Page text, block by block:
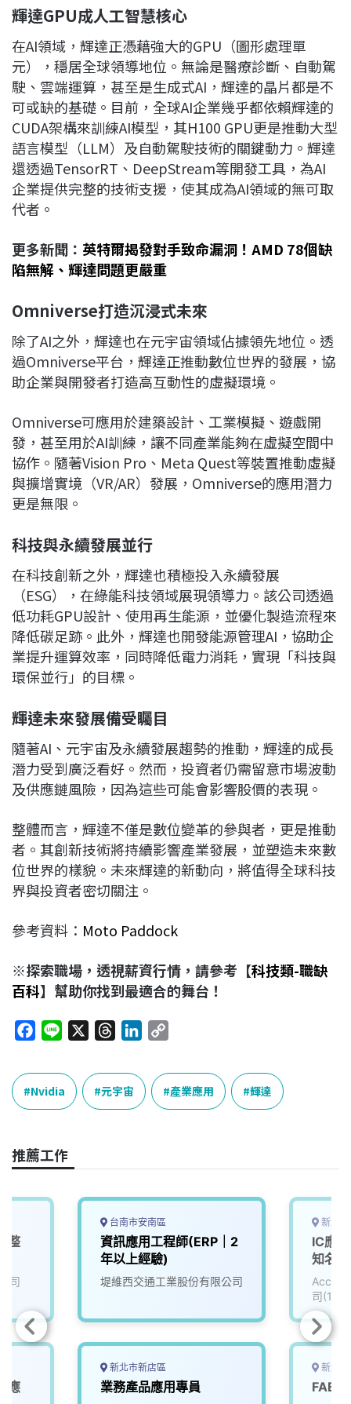
輝達GPU成人工智慧核心
在AI領域，輝達正憑藉強大的GPU（圖形處理單
元），穩居全球領導地位。無論是醫療診斷、自動駕
駛、雲端運算，甚至是生成式AI，輝達的晶片都是不
可或缺的基礎。目前，全球AI企業幾乎都依賴輝達的
CUDA架構來訓練AI模型，其H100 GPU更是推動大型
語言模型（LLM）及自動駕駛技術的關鍵動力。輝達
還透過TensorRT、DeepStream等開發工具，為AI
企業提供完整的技術支援，使其成為AI領域的無可取
代者。
更多新聞： 英特爾揭發對手致命漏洞！AMD 78個缺
陷無解、輝達問題更嚴重
Omniverse打造沉浸式未來
除了AI之外，輝達也在元宇宙領域佔據領先地位。透
過Omniverse平台，輝達正推動數位世界的發展，協
助企業與開發者打造高互動性的虛擬環境。
Omniverse可應用於建築設計、工業模擬、遊戲開
發，甚至用於AI訓練，讓不同產業能夠在虛擬空間中
協作。隨著Vision Pro、Meta Quest等裝置推動虛擬
與擴增實境（VR/AR）發展，Omniverse的應用潛力
更是無限。
科技與永續發展並行
在科技創新之外，輝達也積極投入永續發展
（ESG），在綠能科技領域展現領導力。該公司透過
低功耗GPU設計、使用再生能源，並優化製造流程來
降低碳足跡。此外，輝達也開發能源管理AI，協助企
業提升運算效率，同時降低電力消耗，實現「科技與
環保並行」的目標。
輝達未來發展備受矚目
隨著AI、元宇宙及永續發展趨勢的推動，輝達的成長
潛力受到廣泛看好。然而，投資者仍需留意市場波動
及供應鏈風險，因為這些可能會影響股價的表現。
整體而言，輝達不僅是數位變革的參與者，更是推動
者。其創新技術將持續影響產業發展，並塑造未來數
位世界的樣貌。未來輝達的新動向，將值得全球科技
界與投資者密切關注。
參考資料： Moto Paddock
※探索職場，透視薪資行情，請參考【科技類-職缺
百科】幫助你找到最適合的舞台！
c
e
b
o
k
n
e
r
e
a
k
n
p
y
L
k
Nvidia 元宇宙 產業應用 輝達
推薦工作
整
司
應
台南市安南區
資訊應用工程師(ERP｜2
年以上經驗)
堤維西交通工業股份有限公司
新北市新店區
業務產品應用專員
新北
IC應
知名
司
新北
FAE